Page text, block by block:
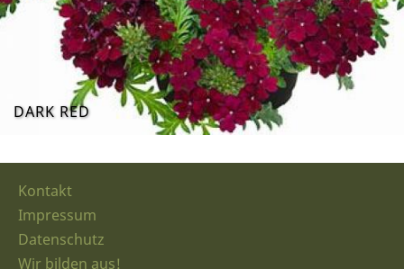
DARK RED
Kontakt
Impressum
Datenschutz
Wir bilden aus!